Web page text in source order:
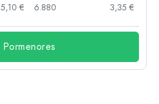
5,10 €
6.880
3,35 €
Pormenores